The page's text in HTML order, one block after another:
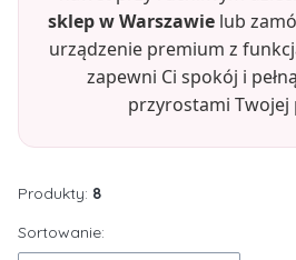
sklep w Warszawielub
urządzenie premium z
zapewni Ci spokój i
przyrostami Twojej
Produkty: 8
Lista produktów
Sortowanie: